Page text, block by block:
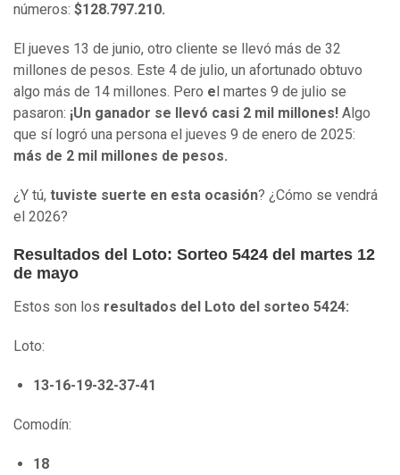
números: $128.797.210.
El jueves 13 de junio, otro cliente se llevó más de 32
millones de pesos. Este 4 de julio, un afortunado obtuvo
algo más de 14 millones. Pero e l martes 9 de julio se
pasaron: ¡Un ganador se llevó casi 2 mil millones! Algo
que sí logró una persona el jueves 9 de enero de 2025:
más de 2 mil millones de pesos.
¿Y tú, tuviste suerte en esta ocasión? ¿Cómo se vendrá
el 2026?
Resultados del Loto: Sorteo 5424 del martes 12
de mayo
Estos son los resultados del Loto del sorteo 5424:
Loto:
13-16-19-32-37-41
Comodín:
18